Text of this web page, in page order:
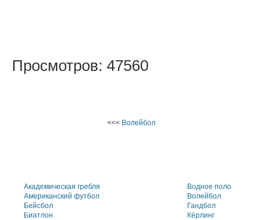
Просмотров: 47560
<<< Волейбол
Академическая гребля
Американский футбол
Бейсбол
Биатлон
Водное поло
Волейбол
Гандбол
Кёрлинг